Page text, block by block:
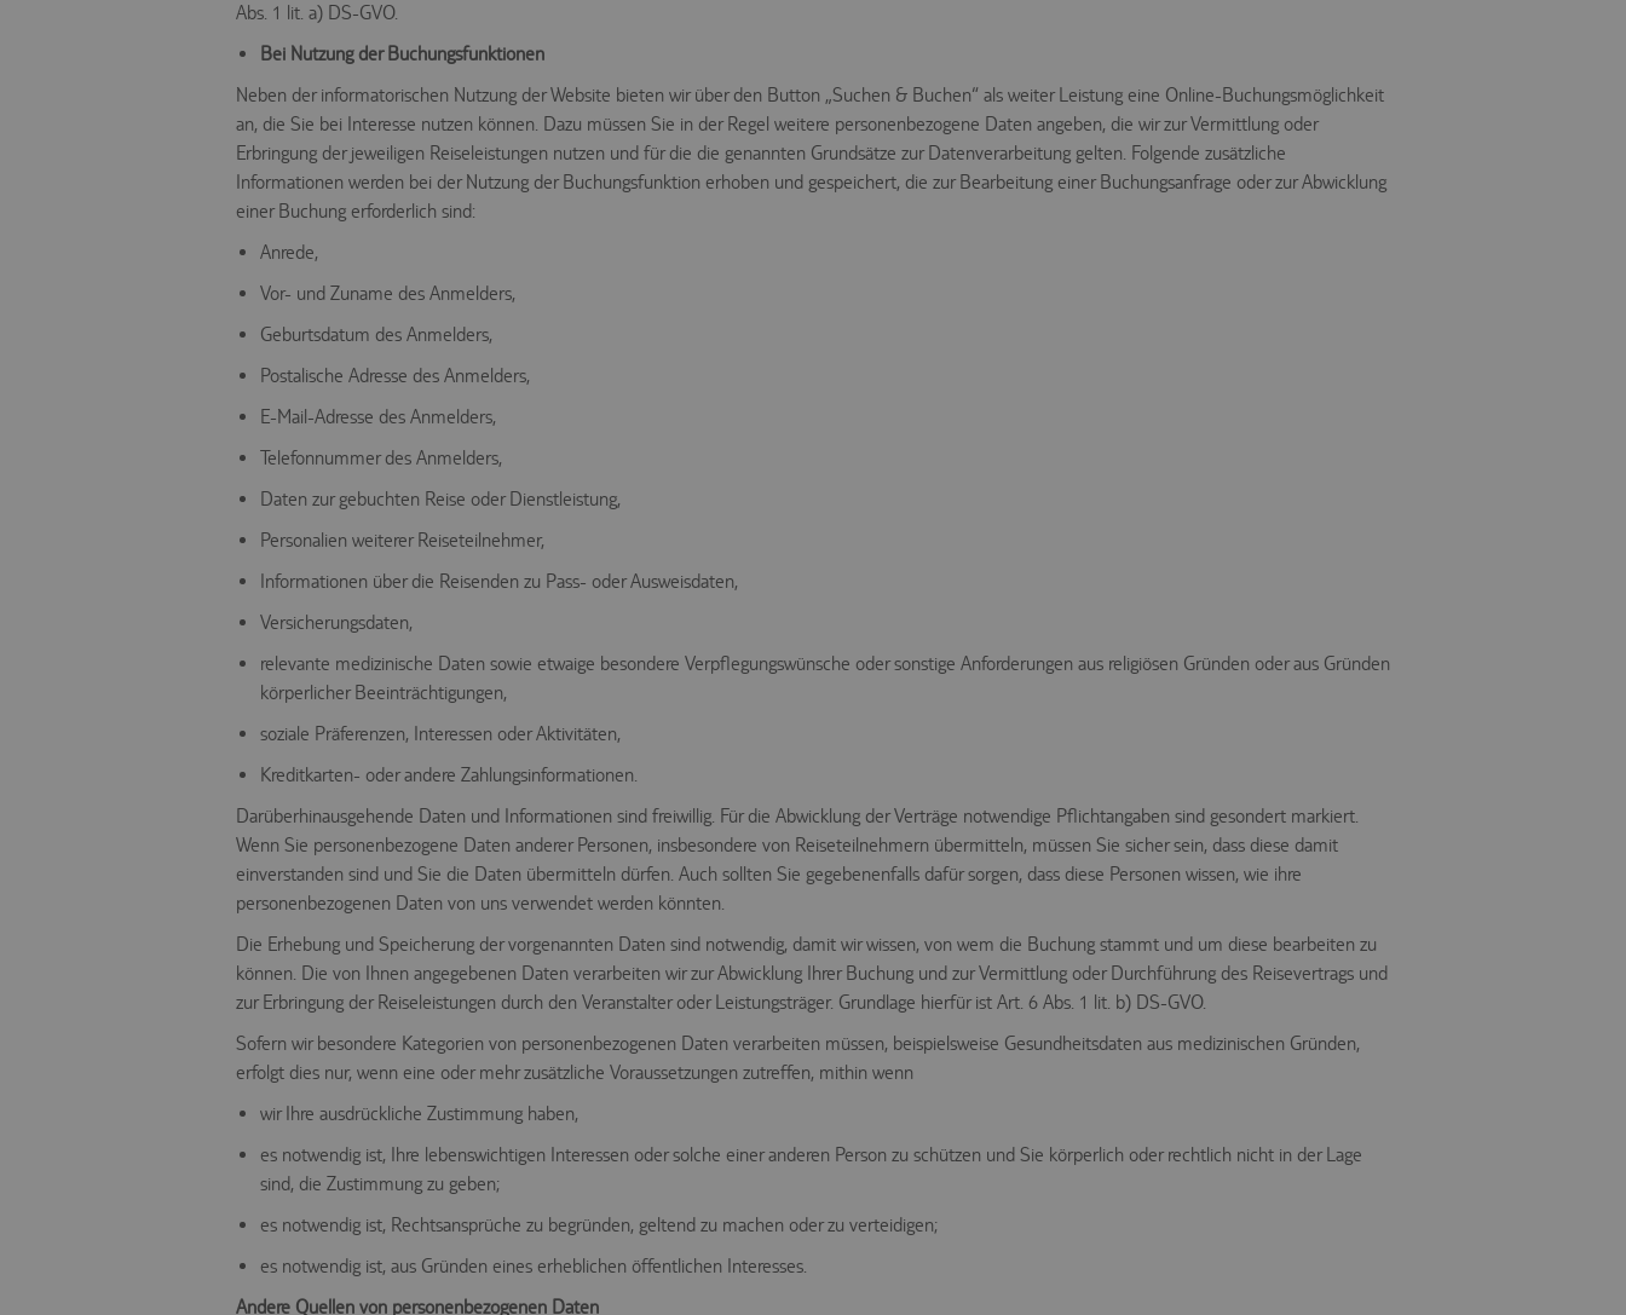
Abs. 1 lit. a) DS-GVO.
Bei Nutzung der Buchungsfunktionen
Neben der informatorischen Nutzung der Website bieten wir über den Button „Suchen & Buchen“ als weiter Leistung eine Online-Buchungsmöglichkeit
an, die Sie bei Interesse nutzen können. Dazu müssen Sie in der Regel weitere personenbezogene Daten angeben, die wir zur Vermittlung oder
Erbringung der jeweiligen Reiseleistungen nutzen und für die die genannten Grundsätze zur Datenverarbeitung gelten. Folgende zusätzliche
Informationen werden bei der Nutzung der Buchungsfunktion erhoben und gespeichert, die zur Bearbeitung einer Buchungsanfrage oder zur Abwicklung
einer Buchung erforderlich sind:
Anrede,
Vor- und Zuname des Anmelders,
Geburtsdatum des Anmelders,
Postalische Adresse des Anmelders,
E-Mail-Adresse des Anmelders,
Telefonnummer des Anmelders,
Daten zur gebuchten Reise oder Dienstleistung,
Personalien weiterer Reiseteilnehmer,
Informationen über die Reisenden zu Pass- oder Ausweisdaten,
Versicherungsdaten,
relevante medizinische Daten sowie etwaige besondere Verpflegungswünsche oder sonstige Anforderungen aus religiösen Gründen oder aus Gründen
körperlicher Beeinträchtigungen,
soziale Präferenzen, Interessen oder Aktivitäten,
Kreditkarten- oder andere Zahlungsinformationen.
Darüberhinausgehende Daten und Informationen sind freiwillig. Für die Abwicklung der Verträge notwendige Pflichtangaben sind gesondert markiert.
Wenn Sie personenbezogene Daten anderer Personen, insbesondere von Reiseteilnehmern übermitteln, müssen Sie sicher sein, dass diese damit
einverstanden sind und Sie die Daten übermitteln dürfen. Auch sollten Sie gegebenenfalls dafür sorgen, dass diese Personen wissen, wie ihre
personenbezogenen Daten von uns verwendet werden könnten.
Die Erhebung und Speicherung der vorgenannten Daten sind notwendig, damit wir wissen, von wem die Buchung stammt und um diese bearbeiten zu
können. Die von Ihnen angegebenen Daten verarbeiten wir zur Abwicklung Ihrer Buchung und zur Vermittlung oder Durchführung des Reisevertrags und
zur Erbringung der Reiseleistungen durch den Veranstalter oder Leistungsträger. Grundlage hierfür ist Art. 6 Abs. 1 lit. b) DS-GVO.
Sofern wir besondere Kategorien von personenbezogenen Daten verarbeiten müssen, beispielsweise Gesundheitsdaten aus medizinischen Gründen,
erfolgt dies nur, wenn eine oder mehr zusätzliche Voraussetzungen zutreffen, mithin wenn
wir Ihre ausdrückliche Zustimmung haben,
es notwendig ist, Ihre lebenswichtigen Interessen oder solche einer anderen Person zu schützen und Sie körperlich oder rechtlich nicht in der Lage
sind, die Zustimmung zu geben;
es notwendig ist, Rechtsansprüche zu begründen, geltend zu machen oder zu verteidigen;
es notwendig ist, aus Gründen eines erheblichen öffentlichen Interesses.
Andere Quellen von personenbezogenen Daten